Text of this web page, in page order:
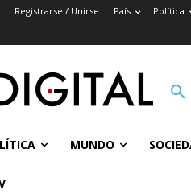
Registrarse / Unirse País Política
MUNDO